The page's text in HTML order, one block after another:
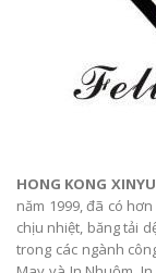
HONG KONG
năm 1999, đã có
chịu nhiệt, băng tải
trong các ngành